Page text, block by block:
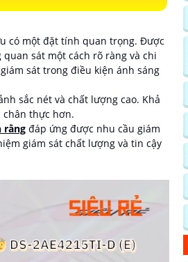
có một đặt tính quan trọng. Được
sát một cách rõ ràng và chi
sát trong điều kiện ánh sáng
sắc nét và chất lượng cao. Khả
thực hơn.
rằng đáp ứng được nhu cầu giám
giám sát chất lượng và tin cậy